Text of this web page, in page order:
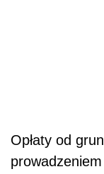
Opłaty od